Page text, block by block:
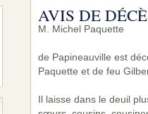
AVIS DE
M. Michel Paquette
de Papineauville est
Paquette et de feu
Il laisse dans le deuil